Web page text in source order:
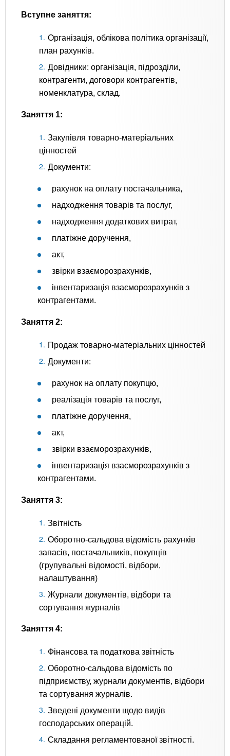
Вступне заняття:
Організація, облікова політика організації,
план рахунків.
Довідники: організація, підрозділи,
контрагенти, договори контрагентів,
номенклатура, склад.
Заняття 1:
Закупівля товарно-матеріальних
цінностей
Документи:
рахунок на оплату постачальника,
надходження товарів та послуг,
надходження додаткових витрат,
платіжне доручення,
акт,
звірки взаєморозрахунків,
інвентаризація взаєморозрахунків з
контрагентами.
Заняття 2:
Продаж товарно-матеріальних цінностей
Документи:
рахунок на оплату покупцю,
реалізація товарів та послуг,
платіжне доручення,
акт,
звірки взаєморозрахунків,
інвентаризація взаєморозрахунків з
контрагентами.
Заняття 3:
Звітність
Оборотно-сальдова відомість рахунків
запасів, постачальників, покупців
(групувальні відомості, відбори,
налаштування)
Журнали документів, відбори та
сортування журналів
Заняття 4:
Фінансова та податкова звітність
Оборотно-сальдова відомість по
підприємству, журнали документів, відбори
та сортування журналів.
Зведені документи щодо видів
господарських операцій.
Складання регламентованої звітності.